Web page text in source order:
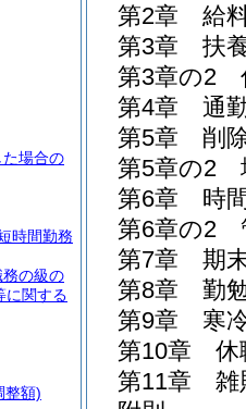
第2章
給
第3章
扶
第3章の2
第4章
通
第5章
削
第5章の2
第6章
時
第6章の2
第7章
期
第8章
勤
第9章
寒
第10章
休
第11章
雑
場合の
時間勤務
の級の
に関する
整額)